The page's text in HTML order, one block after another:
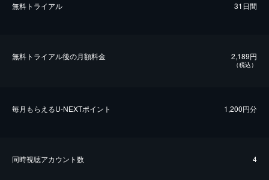
無料トライアル 31日間
無料トライアル後の⽉額料金 2,189円
（税込）
毎⽉もらえるU-NEXTポイント 1,200円分
同時視聴アカウント数 4